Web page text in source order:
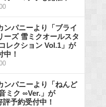
ンパニーより「ブライ
ーズ 雪ミクオールスタ
レクション Vol.1」が
中！
ンパニーより「ねんど
ミク ∞Ver.」が
予約受付中！